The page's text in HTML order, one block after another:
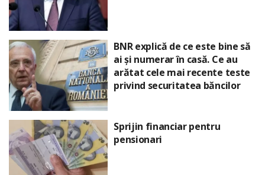
BNR explică de ce este bine să
ai și numerar în casă. Ce au
arătat cele mai recente teste
privind securitatea băncilor
Sprijin financiar pentru
pensionari